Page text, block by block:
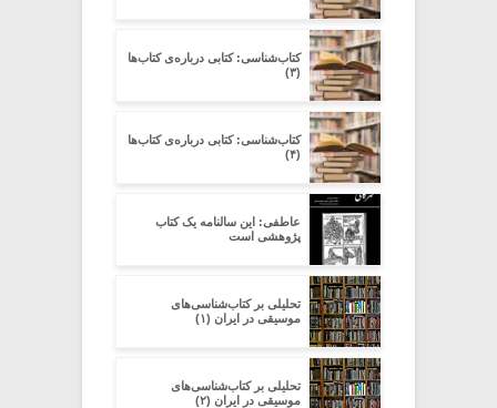
کتاب‌شناسی: کتابی درباره‌ی کتاب‌ها
(۳)
کتاب‌شناسی: کتابی درباره‌ی کتاب‌ها
(۴)
عاطفی: این سالنامه یک کتاب
پژوهشی است
تحلیلی بر کتاب‌شناسی‌های
موسیقی در ایران (۱)
تحلیلی بر کتاب‌شناسی‌های
موسیقی در ایران (۲)